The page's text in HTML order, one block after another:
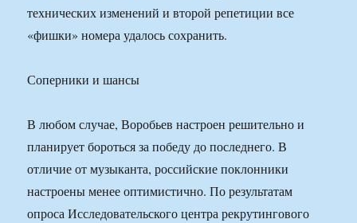
технических изменений и второй репетиции все
«фишки» номера удалось сохранить.
Соперники и шансы
В любом случае, Воробьев настроен решительно и
планирует бороться за победу до последнего. В
отличие от музыканта, российские поклонники
настроены менее оптимистично. По результатам
опроса Исследовательского центра рекрутингового